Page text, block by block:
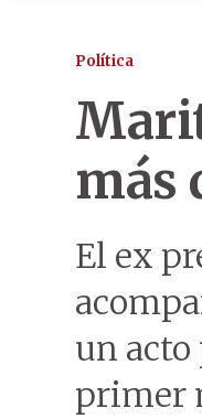
Política
más
El ex
un acto
primer